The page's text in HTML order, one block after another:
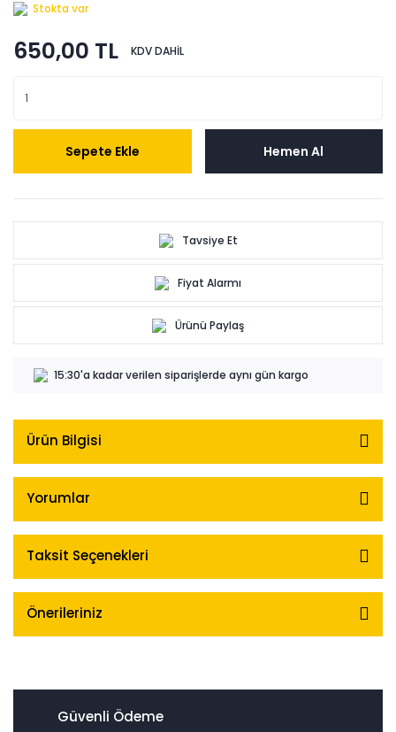
Stokta var
650,00 TL KDV DAHİL
Sepete Ekle Hemen Al
Tavsiye Et
Fiyat Alarmı
Ürünü Paylaş
15:30'a kadar verilen siparişlerde aynı gün kargo
Ürün Bilgisi
Yorumlar
Taksit Seçenekleri
Önerileriniz
Güvenli Ödeme